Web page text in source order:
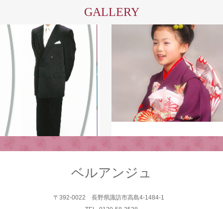
GALLERY
ベルアンジュ
〒392-0022 長野県諏訪市高島4-1484-1